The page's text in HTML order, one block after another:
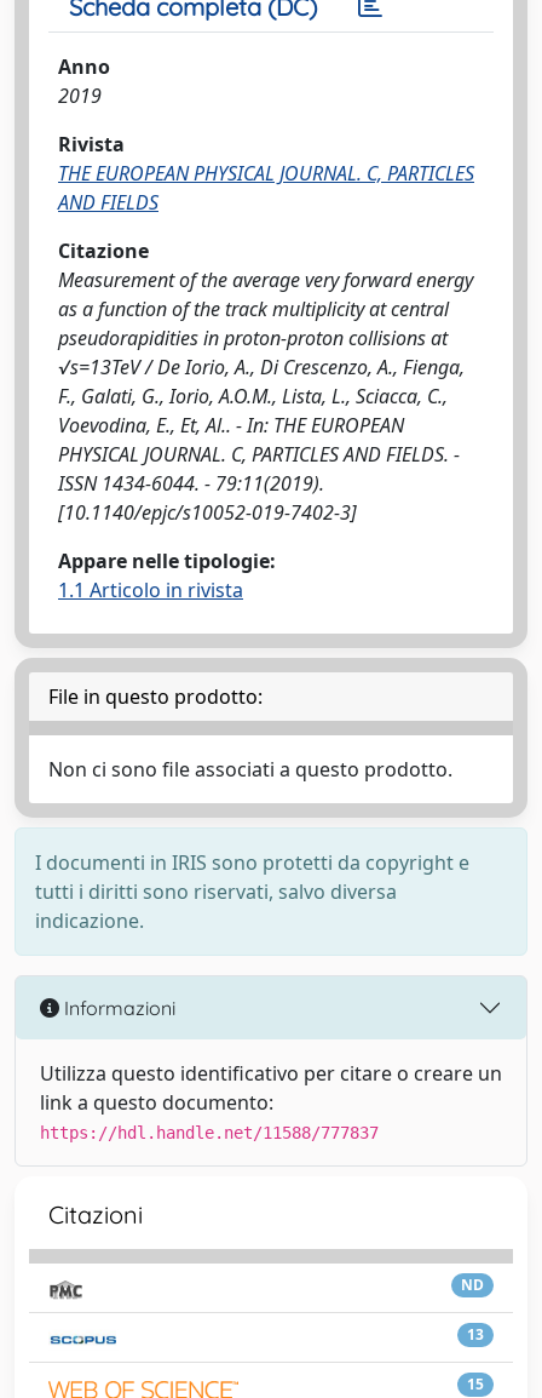
Scheda completa (DC)
Anno
2019
Rivista
THE EUROPEAN PHYSICAL JOURNAL. C, PARTICLES
AND FIELDS
Citazione
Measurement of the average very forward energy
as a function of the track multiplicity at central
pseudorapidities in proton-proton collisions at
√s=13TeV / De Iorio, A., Di Crescenzo, A., Fienga,
F., Galati, G., Iorio, A.O.M., Lista, L., Sciacca, C.,
Voevodina, E., Et, Al.. - In: THE EUROPEAN
PHYSICAL JOURNAL. C, PARTICLES AND FIELDS. -
ISSN 1434-6044. - 79:11(2019).
[10.1140/epjc/s10052-019-7402-3]
Appare nelle tipologie:
1.1 Articolo in rivista
File in questo prodotto:
Non ci sono file associati a questo prodotto.
I documenti in IRIS sono protetti da copyright e
tutti i diritti sono riservati, salvo diversa
indicazione.
Informazioni
Utilizza questo identificativo per citare o creare un
link a questo documento:
https://hdl.handle.net/11588/777837
Citazioni
ND
13
15